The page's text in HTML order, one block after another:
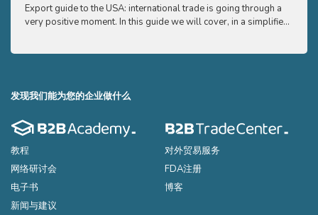
Export guide to the USA: international trade is going through a
very positive moment. In this guide we will cover, in a simplified
to
发现我们能为您的企业做什么
教程
网络研讨会
电子书
新闻与建议
对外贸易服务
FDA注册
博客